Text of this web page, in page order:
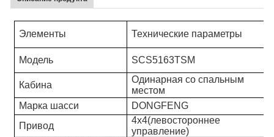
Элементы Технические параметры
Модель SCS5163TSM
Кабина
Одинарная со спальным
местом
Марка шасси
DONGFENG
Привод
4x4(левостороннее
управление)